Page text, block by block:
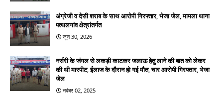
अंग्रेजी व देसी शराब के साथ आरोपी गिरफ्तार, भेजा जेल, मामला थाना
पत्थलगांव क्षेत्रांतर्गत
जून 30, 2026
नर्सरी के जंगल से लकड़ी काटकर जलाऊ हेतु लाने की बात को लेकर
की थी मारपीट, ईलाज के दौरान हो गई मौत, चार आरोपी गिरफ्तार, भेजा
जेल
नवंबर 02, 2025